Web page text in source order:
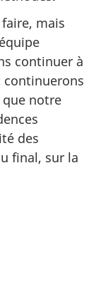
mais
continuer à
continuerons
que notre
des
final, sur la